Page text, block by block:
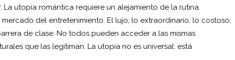
utopía romántica requiere un alejamiento de la rutina
del entretenimiento. El lujo, lo extraordinario, lo costoso,
de clase. No todos pueden acceder a las mismas
que las legitiman. La utopía no es universal: está